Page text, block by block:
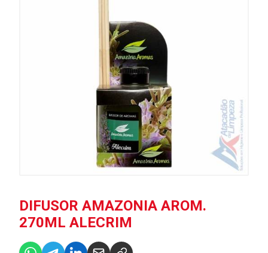
DIFUSOR AMAZONIA AROM.
270ML ALECRIM